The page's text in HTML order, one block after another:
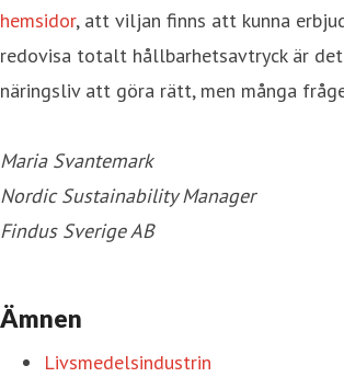
hemsidor, att viljan finns att kunna
redovisa totalt hållbarhetsavtryck är
näringsliv att göra rätt, men många
Maria Svantemark
Nordic Sustainability Manager
Findus Sverige AB
Ämnen
Livsmedelsindustrin